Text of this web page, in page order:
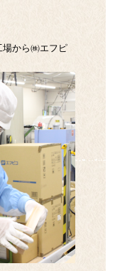
から㈱エフピ